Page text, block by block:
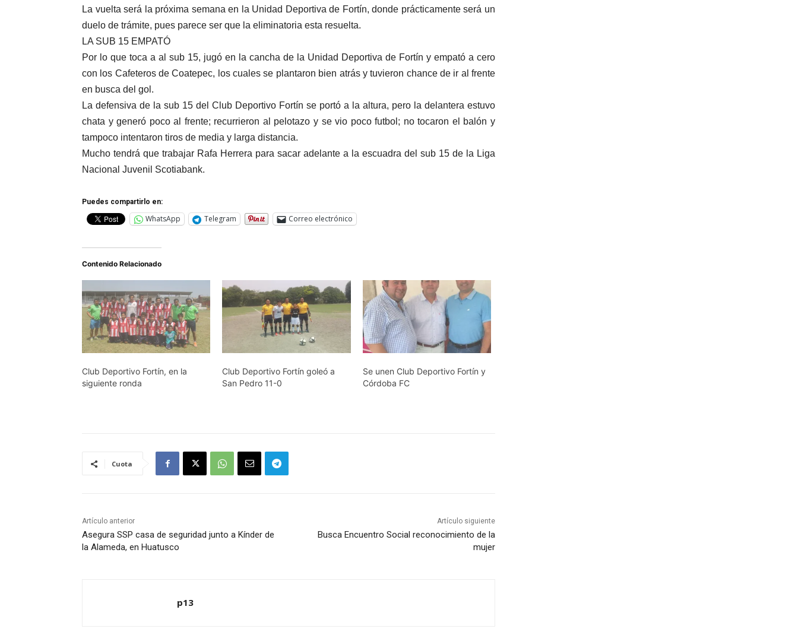
La vuelta será la próxima semana en la Unidad Deportiva de Fortín, donde prácticamente será un
duelo de trámite, pues parece ser que la eliminatoria esta resuelta.
LA SUB 15 EMPATÓ
Por lo que toca a al sub 15, jugó en la cancha de la Unidad Deportiva de Fortín y empató a cero
con los Cafeteros de Coatepec, los cuales se plantaron bien atrás y tuvieron chance de ir al frente
en busca del gol.
La defensiva de la sub 15 del Club Deportivo Fortín se portó a la altura, pero la delantera estuvo
chata y generó poco al frente; recurrieron al pelotazo y se vio poco futbol; no tocaron el balón y
tampoco intentaron tiros de media y larga distancia.
Mucho tendrá que trabajar Rafa Herrera para sacar adelante a la escuadra del sub 15 de la Liga
Nacional Juvenil Scotiabank.
Puedes compartirlo en:
WhatsApp Telegram Correo electrónico
Contenido Relacionado
Club Deportivo Fortín, en la
siguiente ronda
Club Deportivo Fortín goleó a
San Pedro 11-0
Se unen Club Deportivo Fortín y
Córdoba FC
Cuota
Artículo anterior
Asegura SSP casa de seguridad junto a Kínder de
la Alameda, en Huatusco
Artículo siguiente
Busca Encuentro Social reconocimiento de la
mujer
p13